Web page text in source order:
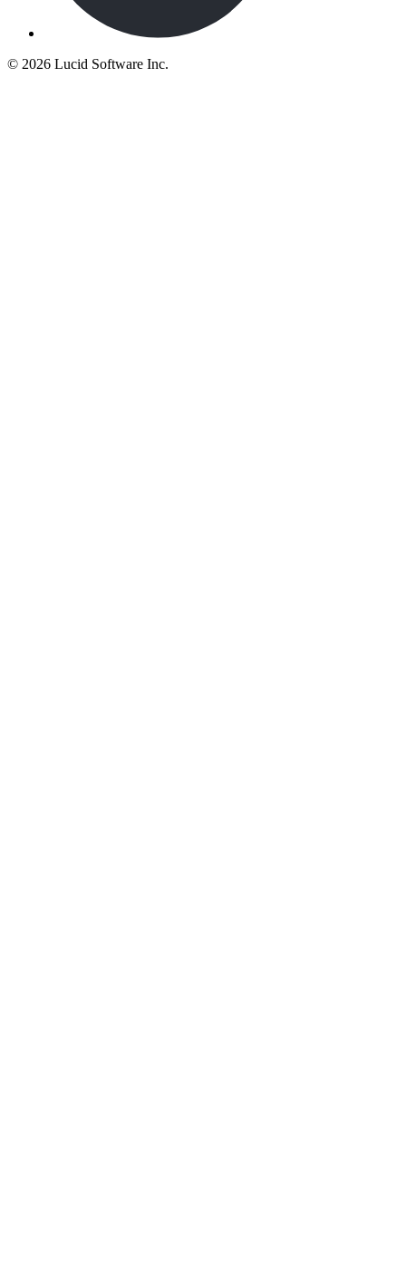
© 2026 Lucid Software Inc.